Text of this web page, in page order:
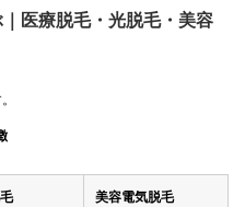
医療脱毛・光脱毛・美容
美容電気脱毛